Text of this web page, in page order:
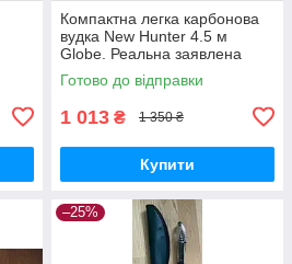
Компактна легка карбонова
вудка New Hunter 4.5 м
Globe. Реальна заявлена
довжина
Готово до відправки
1 013 ₴ 1 350 ₴
Купити
–25%